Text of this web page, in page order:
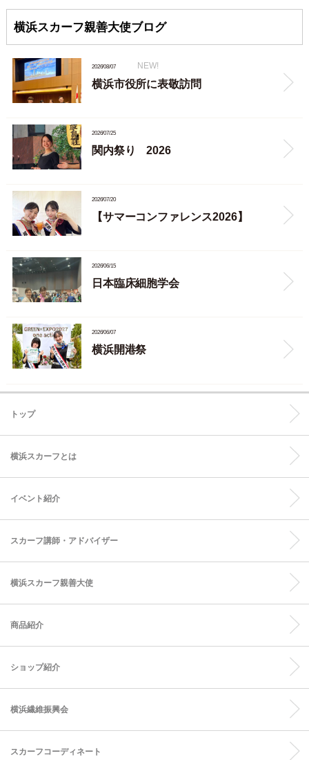
横浜スカーフ親善大使ブログ
2026/08/07 NEW!
横浜市役所に表敬訪問
2026/07/25
関内祭り 2026
2026/07/20
【サマーコンファレンス2026】
2026/06/15
日本臨床細胞学会
2026/06/07
横浜開港祭
トップ
横浜スカーフとは
イベント紹介
スカーフ講師・アドバイザー
横浜スカーフ親善大使
商品紹介
ショップ紹介
横浜繊維振興会
スカーフコーディネート